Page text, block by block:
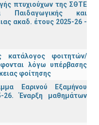
πτυχιούχων της ΣΘΤΕ
Παιδαγωγικής και
ακαδ. έτους 2025-26 -
κατάλογος φοιτητών/
λόγω υπέρβασης
φοίτησης
Εαρινού Εξαμήνου
26. Έναρξη μαθημάτων